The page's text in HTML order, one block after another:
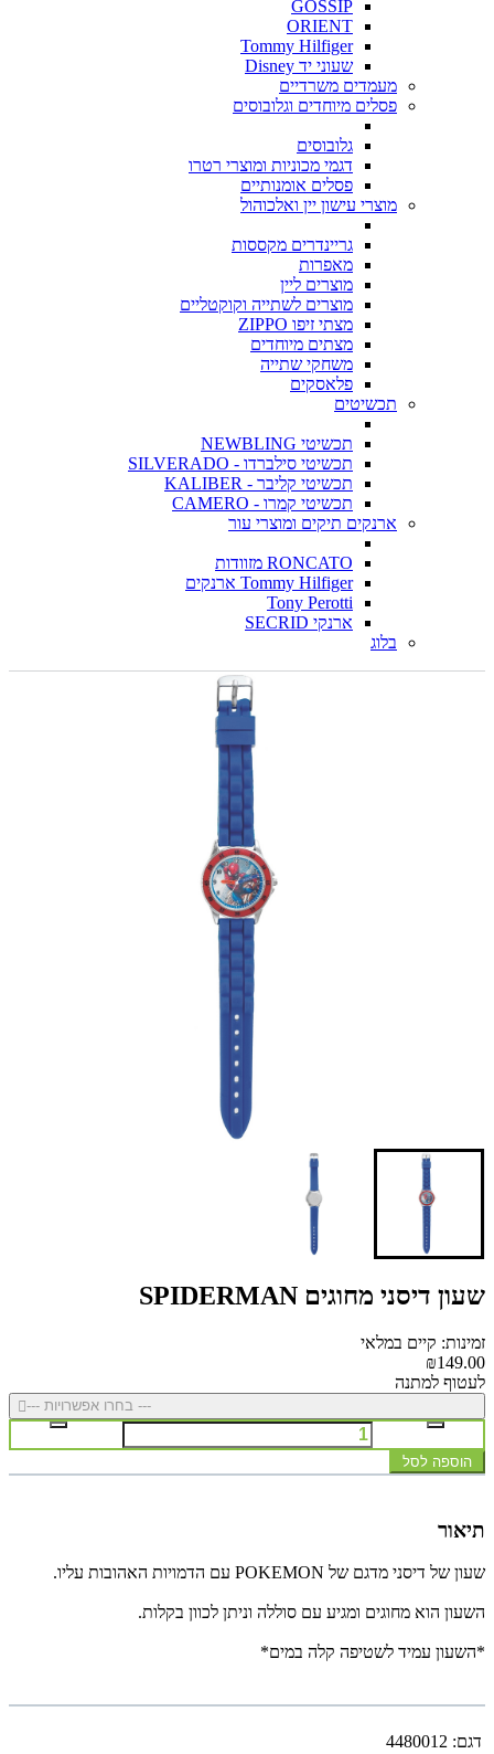
GOSSIP
ORIENT
Tommy Hilfiger
שעוני יד Disney
מעמדים משרדיים
פסלים מיוחדים וגלובוסים
גלובוסים
דגמי מכוניות ומוצרי רטרו
פסלים אומנותיים
מוצרי עישון יין ואלכוהול
גריינדרים מקססות
מאפרות
מוצרים ליין
מוצרים לשתייה וקוקטליים
מצתי זיפו ZIPPO
מצתים מיוחדים
משחקי שתייה
פלאסקים
תכשיטים
תכשיטי NEWBLING
תכשיטי סילברדו - SILVERADO
תכשיטי קליבר - KALIBER
תכשיטי קמרו - CAMERO
ארנקים תיקים ומוצרי עור
RONCATO מזוודות
Tommy Hilfiger ארנקים
Tony Perotti
ארנקי SECRID
בלוג
שעון דיסני מחוגים SPIDERMAN
זמינות: קיים במלאי
₪149.00
לעטוף למתנה
--- בחרו אפשרויות ---
הוספה לסל
תיאור
שעון של דיסני מדגם של POKEMON עם הדמויות האהובות עליו.
השעון הוא מחוגים ומגיע עם סוללה וניתן לכוון בקלות.
*השעון עמיד לשטיפה קלה במים*
דגם: 4480012